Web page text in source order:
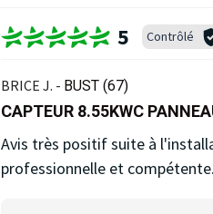
5 Contrôlé
BRICE J. - BUST (67)
CAPTEUR 8.55KWC
Avis très positif suite à
professionnelle et